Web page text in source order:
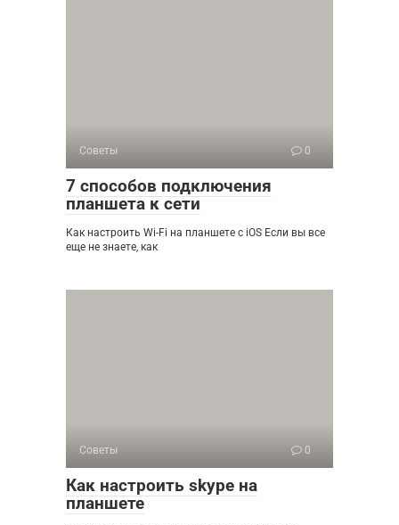
Советы 0
7 способов подключения
планшета к сети
Как настроить Wi-Fi на планшете с iOS Если вы все
еще не знаете, как
Советы 0
Как настроить skype на
планшете